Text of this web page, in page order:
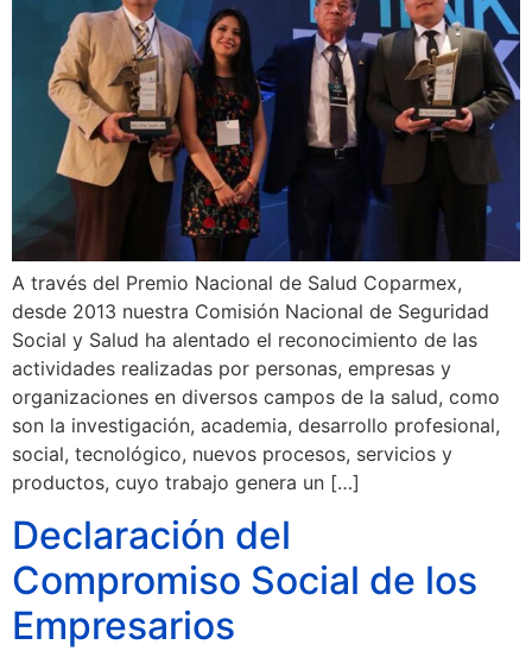
A través del Premio Nacional de Salud Coparmex,
desde 2013 nuestra Comisión Nacional de Seguridad
Social y Salud ha alentado el reconocimiento de las
actividades realizadas por personas, empresas y
organizaciones en diversos campos de la salud, como
son la investigación, academia, desarrollo profesional,
social, tecnológico, nuevos procesos, servicios y
productos, cuyo trabajo genera un […]
Declaración del
Compromiso Social de los
Empresarios